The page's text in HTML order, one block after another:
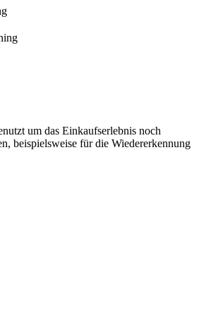
um das Einkaufserlebnis noch
beispielsweise für die Wiedererkennung